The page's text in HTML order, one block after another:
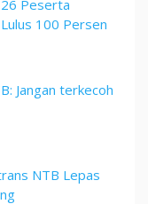
Peserta
100 Persen
Jangan terkecoh
NTB Lepas